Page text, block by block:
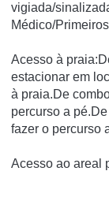
vigiada/
Médico/
Acesso à
estacionar em
à praia.De
percurso a
fazer o percurso
Acesso ao areal